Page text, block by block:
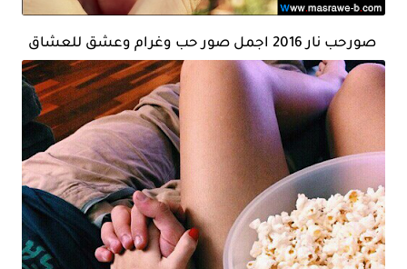
صورحب نار 2016 اجمل صور حب وغرام وعشق للعشاق